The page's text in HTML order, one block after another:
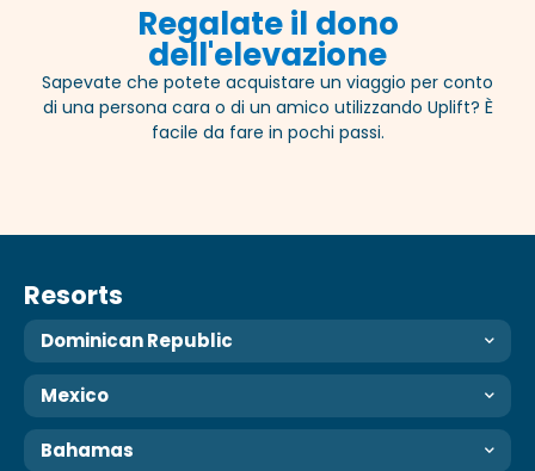
Regalate il dono
dell'elevazione
Sapevate che potete acquistare un viaggio per conto
di una persona cara o di un amico utilizzando Uplift? È
facile da fare in pochi passi.
Resorts
Dominican Republic
Mexico
Bahamas